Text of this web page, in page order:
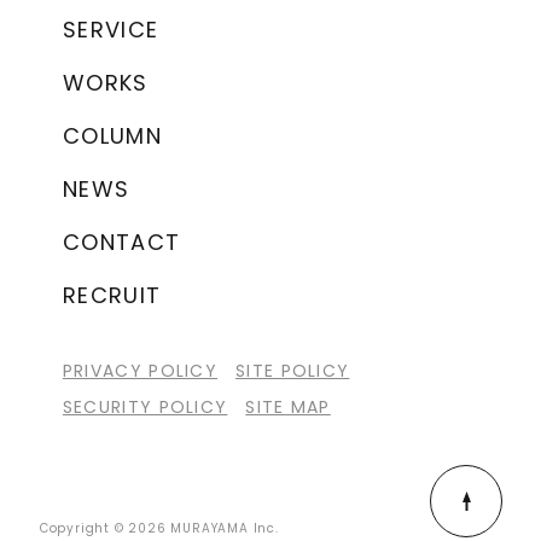
SERVICE
WORKS
COLUMN
NEWS
CONTACT
RECRUIT
PRIVACY POLICY
SITE POLICY
SECURITY POLICY
SITE MAP
Copyright © 2026 MURAYAMA Inc.